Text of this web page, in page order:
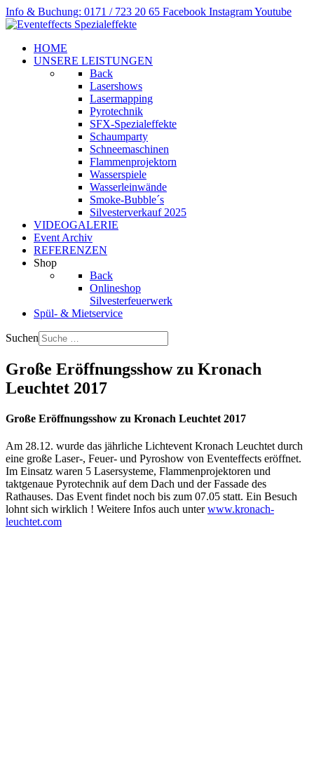
Info & Buchung: 0171 / 723 20 65 Facebook InstagramYoutube
HOME
UNSERE LEISTUNGEN
Back
Lasershows
Lasermapping
Pyrotechnik
SFX-Spezialeffekte
Schaumparty
Schneemaschinen
Flammenprojektorn
Wasserspiele
Wasserleinwände
Smoke-Bubble´s
Silvesterverkauf 2025
VIDEOGALERIE
Event Archiv
REFERENZEN
Shop
Back
Onlineshop
Silvesterfeuerwerk
Spül- & Mietservice
Suchen
Große Eröffnungsshow zu Kronach
Leuchtet 2017
Große Eröffnungsshow zu Kronach Leuchtet 2017
Am 28.12. wurde das jährliche Lichtevent Kronach Leuchtet durch
eine große Laser-, Feuer- und Pyroshow von Eventeffects eröffnet.
Im Einsatz waren 5 Lasersysteme, Flammenprojektoren und
taktgenaue Pyrotechnik auf dem Dach und der Fassade des
Rathauses. Das Event findet noch bis zum 07.05 statt. Ein Besuch
lohnt sich wirklich ! Weitere Infos auch unterwww.kronach-
leuchtet.com